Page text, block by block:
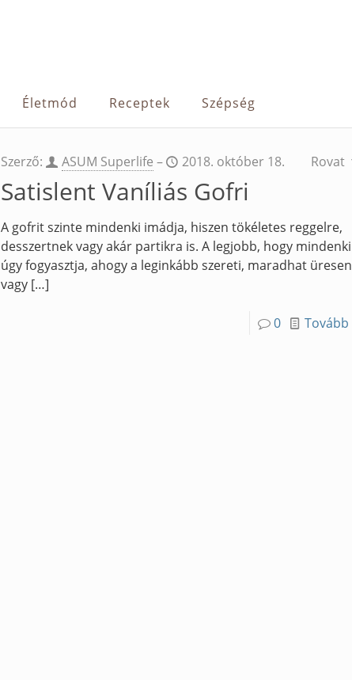
Életmód Receptek Szépség
Szerző: ASUM Superlife – 2018. október 18. Rovat
Satislent Vaníliás Gofri
A gofrit szinte mindenki imádja, hiszen tökéletes reggelre,
desszertnek vagy akár partikra is. A legjobb, hogy mindenki
úgy fogyasztja, ahogy a leginkább szereti, maradhat üresen
vagy[…]
0 Tovább